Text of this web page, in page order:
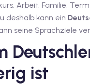
Arbeit, Familie,
deshalb kann ein
seine Sprachziele
ist